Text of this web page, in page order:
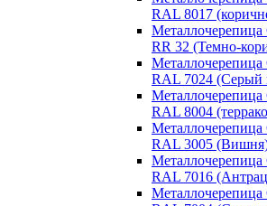
RAL 8017
Металлочерепица
RR 32 (Темно-
Металлочерепица
RAL 7024 (Серый
Металлочерепица
RAL 8004
Металлочерепица
RAL 3005
Металлочерепица
RAL 7016
Металлочерепица